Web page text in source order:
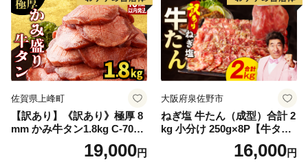
佐賀県上峰町
【訳あり】《訳あり》極厚 8
mm かみ牛タン1.8kg C-709-
19,000円
大阪府泉佐野市
ねぎ塩 牛たん（成型）合計 2
kg 小分け 250g×8P【牛タン
牛肉 焼肉用 薄切り 訳あり サ
16,000円